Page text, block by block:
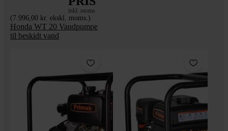
inkl. moms
(7.996,00 kr. ekskl. moms.)
Honda WT 20 Vandpumpe
til beskidt vand